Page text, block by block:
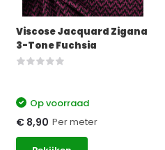
Viscose Jacquard Zigana
3-Tone Fuchsia
Op voorraad
€ 8,90 Per meter